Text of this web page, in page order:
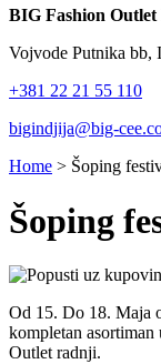
BIG Fashion
Vojvode Putnika bb,
+381 22 21 55 110
bigindjija@big-
Home > Šoping
Šoping
Od 15. Do 18. Maja
kompletan
Outlet radnji.